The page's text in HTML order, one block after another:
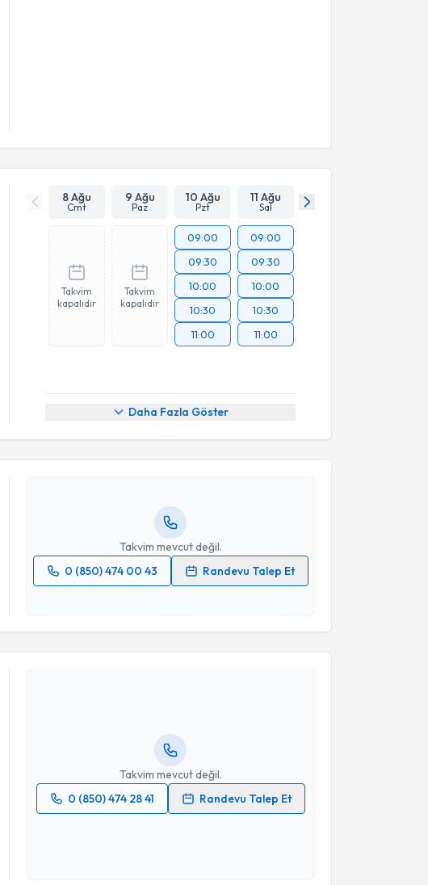
8 Ağu
Cmt
9 Ağu
Paz
10 Ağu
Pzt
11 Ağu
Sal
Takvim
kapalıdır
Takvim
kapalıdır
09:00
09:30
10:00
10:30
11:00
09:00
09:30
10:00
10:30
11:00
Daha Fazla Göster
Takvim mevcut değil.
0 (850) 474 00 43
Randevu Talep Et
Randevu Takvimi Talebi
işlenmesini kabul ediyorum.
Takvim mevcut değil.
0 (850) 474 28 41
Randevu Talep Et